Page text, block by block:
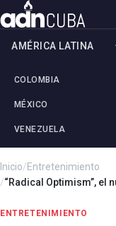
AMÉRICA LATINA
COLOMBIA
MÉXICO
VENEZUELA
Inicio/Entretenimiento
/“Radical Optimism”, el
ENTRETENIMIENTO